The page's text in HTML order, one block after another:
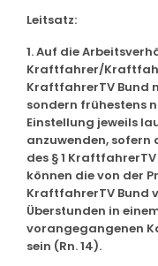
Leitsatz:
1. Auf die
Kraftfahrer/
KraftfahrerTV Bund
sondern frühestens
Einstellung jeweils
anzuwenden, sofern
des § 1
können die von der
KraftfahrerTV Bund
Überstunden in
vorangegangenen
sein (Rn. 14).